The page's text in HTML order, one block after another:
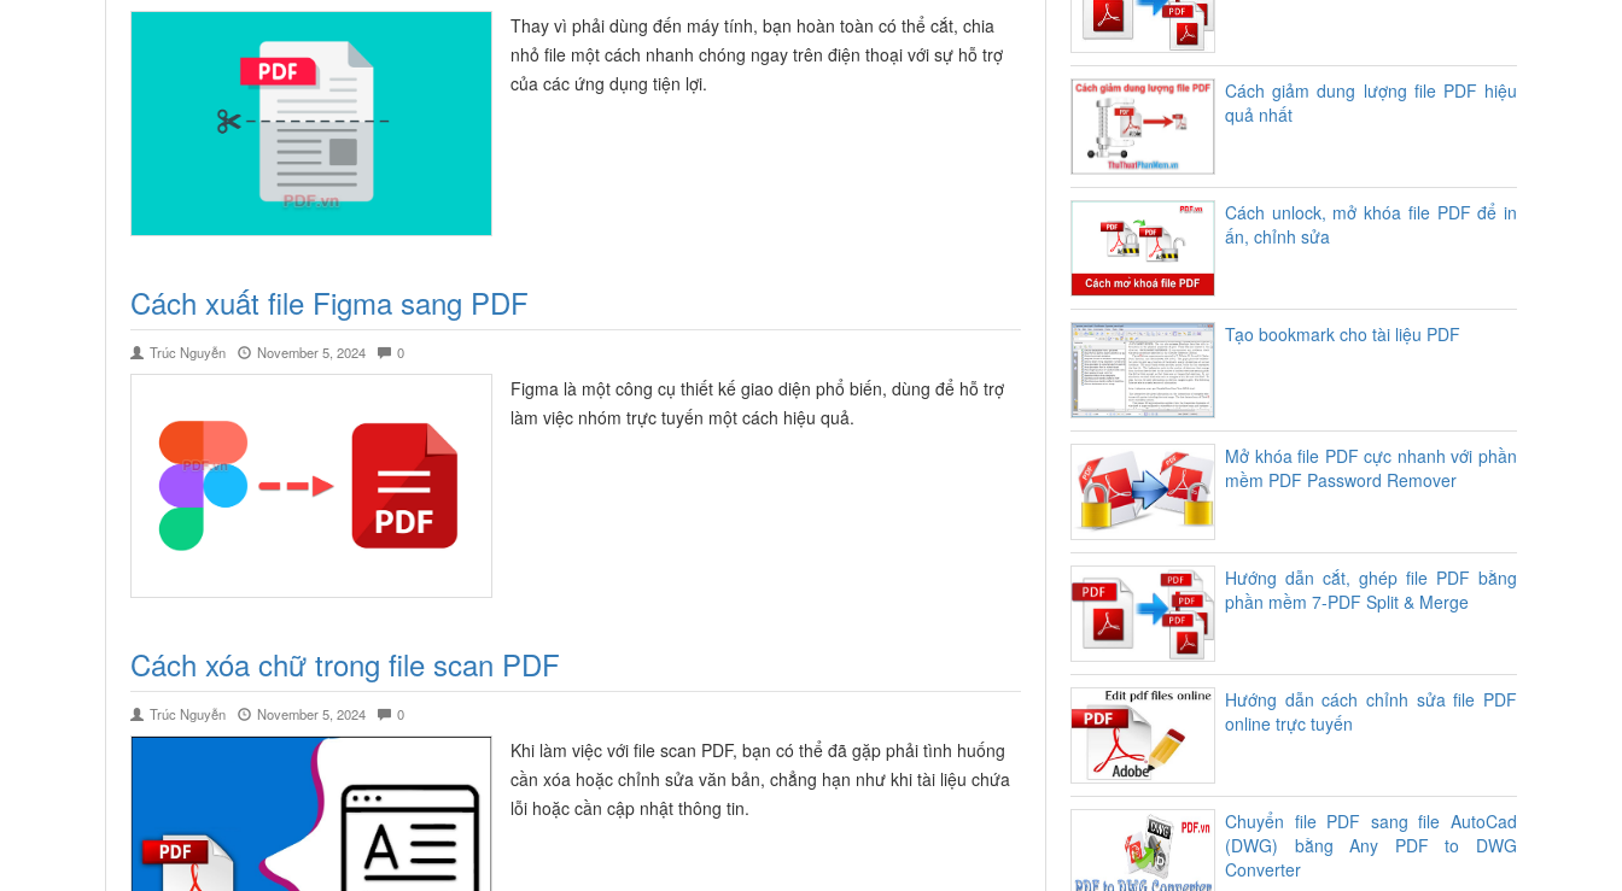
Thay vì phải dùng đến máy tính, bạn hoàn toàn có thể cắt, chia
nhỏ file một cách nhanh chóng ngay trên điện thoại với sự hỗ trợ
của các ứng dụng tiện lợi.
Cách xuất file Figma sang PDF
Trúc Nguyễn November 5, 2024 0
Figma là một công cụ thiết kế giao diện phổ biến, dùng để hỗ trợ
làm việc nhóm trực tuyến một cách hiệu quả.
Cách xóa chữ trong file scan PDF
Trúc Nguyễn November 5, 2024 0
Khi làm việc với file scan PDF, bạn có thể đã gặp phải tình huống
cần xóa hoặc chỉnh sửa văn bản, chẳng hạn như khi tài liệu chứa
lỗi hoặc cần cập nhật thông tin.
Cách giảm dung lượng file PDF hiệu
quả nhất
Cách unlock, mở khóa file PDF để in
ấn, chỉnh sửa
Tạo bookmark cho tài liệu PDF
Mở khóa file PDF cực nhanh với phần
mềm PDF Password Remover
Hướng dẫn cắt, ghép file PDF bằng
phần mềm 7-PDF Split & Merge
Hướng dẫn cách chỉnh sửa file PDF
online trực tuyến
Chuyển file PDF sang file AutoCad
(DWG) bằng Any PDF to DWG
Converter